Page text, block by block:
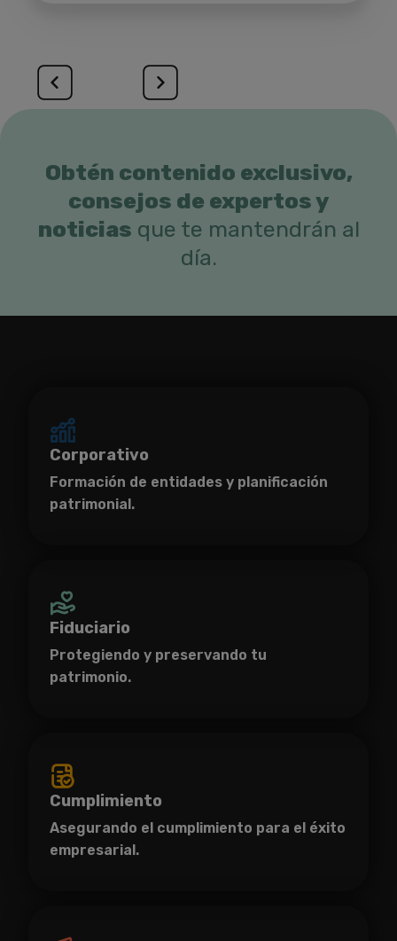
Obtén contenido exclusivo,
consejos de expertos y
noticias que te mantendrán al
día.
Corporativo
Formación de entidades y planificación
patrimonial.
Fiduciario
Protegiendo y preservando tu
patrimonio.
Cumplimiento
Asegurando el cumplimiento para el éxito
empresarial.